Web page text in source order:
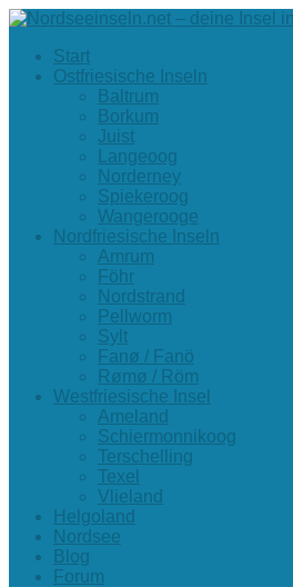
Start
Ostfriesische Inseln
Baltrum
Borkum
Juist
Langeoog
Norderney
Spiekeroog
Wangerooge
Nordfriesische Inseln
Amrum
Föhr
Nordstrand
Pellworm
Sylt
Fanø / Fanö
Rømø / Röm
Westfriesische Insel
Ameland
Schiermonnikoog
Terschelling
Texel
Vlieland
Helgoland
Nordsee
Blog
Forum